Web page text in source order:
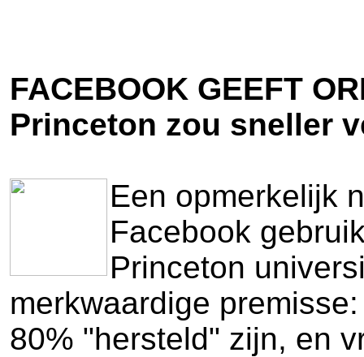
FACEBOOK GEEFT
Princeton zou sneller
Een opmerkelijk
Facebook
Princeton
merkwaardige
80% "hersteld" zijn, en